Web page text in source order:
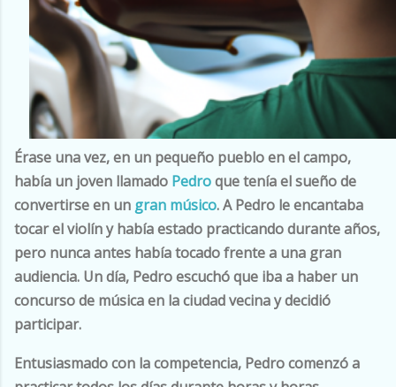
Érase una vez, en un pequeño pueblo en el campo,
había un joven llamado Pedroque tenía el sueño de
convertirse en un gran músico. A Pedro le encantaba
tocar el violín y había estado practicando durante años,
pero nunca antes había tocado frente a una gran
audiencia. Un día, Pedro escuchó que iba a haber un
concurso de música en la ciudad vecina y decidió
participar.
Entusiasmado con la competencia, Pedro comenzó a